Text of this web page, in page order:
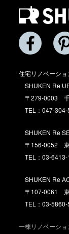
住宅リノベーシ
SHUKEN Re
〒279-0003
TEL：047-
SHUKEN Re
〒156-0052 東
TEL：03-
SHUKEN Re
〒107-0061 東
TEL：03-
一棟リノベーショ